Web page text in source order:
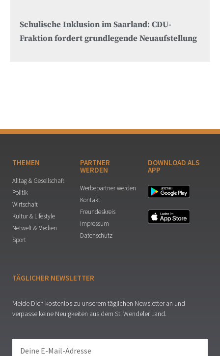
Schulische Inklusion im Saarland: CDU-
Fraktion fordert grundlegende Neuaufstellung
THEMEN
Alltag & Gesellschaft
Politik
Wirtschaft
Kultur & Lifestyle
Netwelt & Medien
Sport
PARTNER
WERDEN
Werbepartner werden
Kontakt
Freundeskreis
Impressum
Datenschutz
DOWNLOAD ALS
APP
TÄGLICHER NEWSLETTER
Melde Dich kostenlos zu unserem täglichen Newsletter an und
verpasse keine Neuigkeiten aus dem St. Wendeler Land.